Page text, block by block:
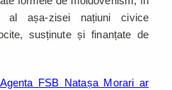
așa-zisei națiuni civice
susținute și finanțate de
FSB Natașa Morari ar